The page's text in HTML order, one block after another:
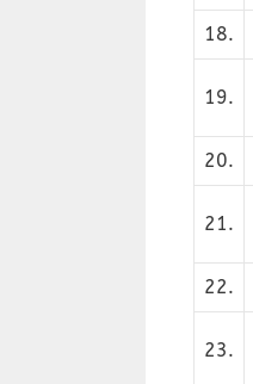
18.
19.
20.
21.
22.
23.